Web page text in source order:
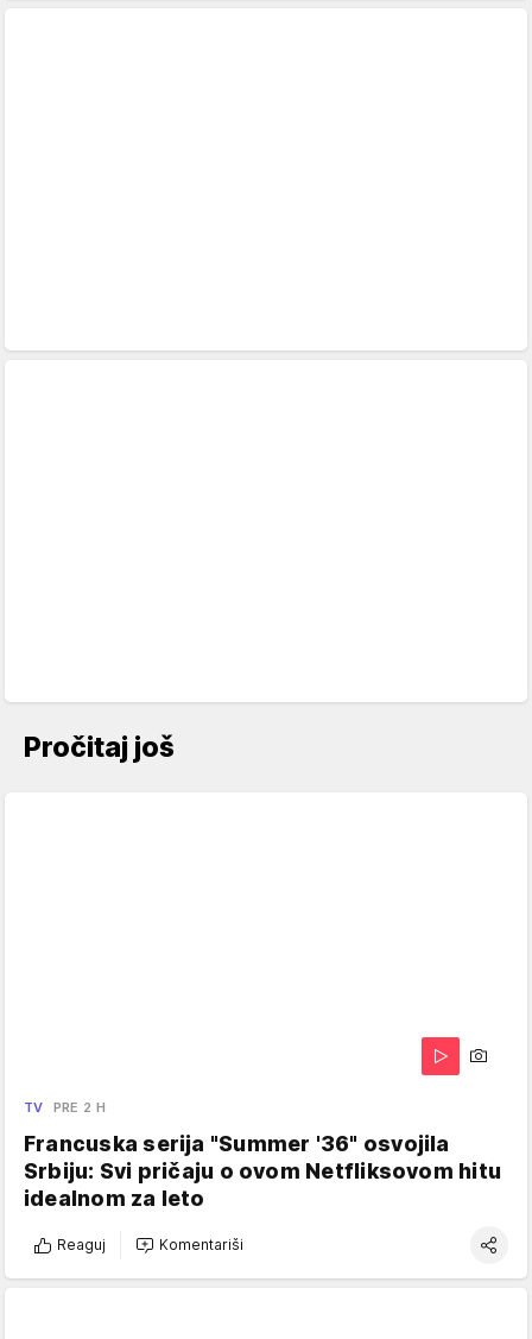
Pročitaj još
TV PRE 2 H
Francuska serija "Summer '36" osvojila
Srbiju: Svi pričaju o ovom Netfliksovom hitu
idealnom za leto
Reaguj Komentariši